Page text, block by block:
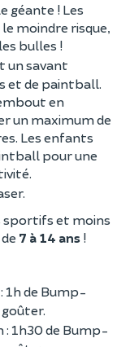
géante ! Les
moindre risque,
bulles !
un savant
et de paintball.
en
un maximum de
Les enfants
pour une
sportifs et moins
7 à 14 ans !
1h de Bump-
: 1h30 de Bump-